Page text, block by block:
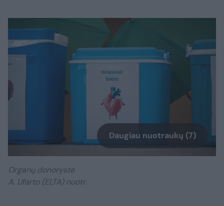
Daugiau nuotraukų (7)
Organų donorystė
A. Ufarto (ELTA) nuotr.